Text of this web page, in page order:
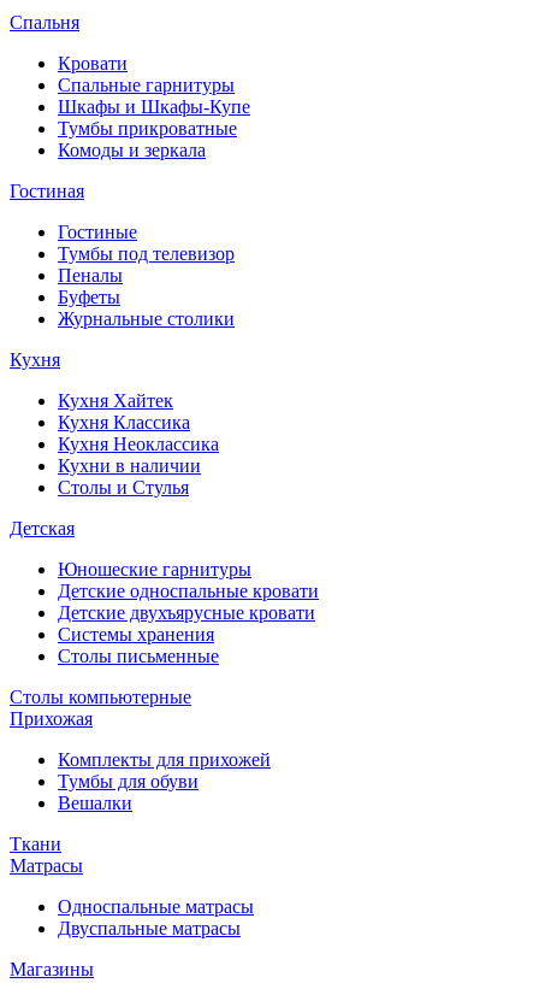
Спальня
Кровати
Спальные гарнитуры
Шкафы и Шкафы-Купе
Тумбы прикроватные
Комоды и зеркала
Гостиная
Гостиные
Тумбы под телевизор
Пеналы
Буфеты
Журнальные столики
Кухня
Кухня Хайтек
Кухня Классика
Кухня Неоклассика
Кухни в наличии
Столы и Стулья
Детская
Юношеские гарнитуры
Детские односпальные кровати
Детские двухъярусные кровати
Системы хранения
Столы письменные
Столы компьютерные
Прихожая
Комплекты для прихожей
Тумбы для обуви
Вешалки
Ткани
Матрасы
Односпальные матрасы
Двуспальные матрасы
Магазины